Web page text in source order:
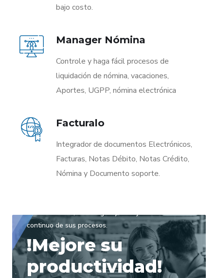
bajo costo.
Manager Nómina
Controle y haga fácil procesos de
liquidación de nómina, vacaciones,
Aportes, UGPP, nómina electrónica
Facturalo
Integrador de documentos Electrónicos,
Facturas, Notas Débito, Notas Crédito,
Nómina y Documento soporte.
Con innovación, tecnológica y el mejoramiento
continuo de sus procesos.
!Mejore su
productividad!